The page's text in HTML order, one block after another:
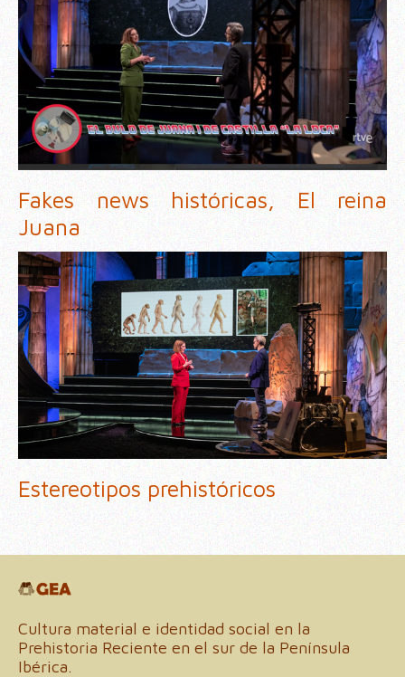
Fakes news históricas, El reina
Juana
Estereotipos prehistóricos
Cultura material e identidad social en la
Prehistoria Reciente en el sur de la Península
Ibérica.